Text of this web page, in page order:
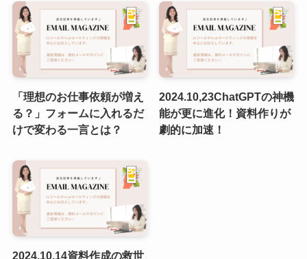
「理想のお仕事依頼が増え
る？」フォームに入れるだ
けで変わる一言とは？
2024.10,23ChatGPTの神機
能が更に進化！資料作りが
劇的に加速！
2024.10.14資料作成の救世